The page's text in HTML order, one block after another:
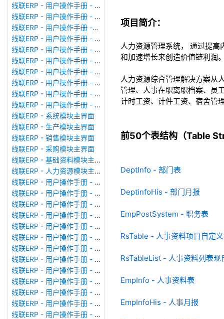
线联ERP - 用户操作手册 - 号码规则
线联ERP - 用户操作手册 - 功能菜单
线联ERP - 用户操作手册 -分配临时角色
线联ERP - 用户操作手册 - 组织架构
线联ERP - 用户操作手册 - 用户管理
线联ERP - 用户操作手册 - 角色/岗位管理
线联ERP - 用户操作手册 - 暂估入库明细表
线联ERP - 用户操作手册 - 物料收发明细表
线联ERP - 用户操作手册 - 即时库存余额表
线联ERP - 用户操作手册 - 库存账龄分析表
线联ERP - 系统模块主界面
线联ERP - 生产模块主界面
线联ERP - 销售模块主界面
线联ERP - 采购模块主界面
线联ERP - 基础资料模块主界面
线联ERP - 人力资源模块主界面
线联ERP - 用户操作手册 - 个人考勤报表（横向）
线联ERP - 用户操作手册 - 部门考勤报表
线联ERP - 用户操作手册 - 个人考勤报表
线联ERP - 用户操作手册 - 考勤计算
线联ERP - 用户操作手册 - 节假日管理
线联ERP - 用户操作手册 - 请假管理
线联ERP - 用户操作手册 - 补卡管理
线联ERP - 用户操作手册 - 考勤设备管理
线联ERP - 用户操作手册 - 考勤参数配置
线联ERP - 用户操作手册 - 考勤设备绑定
线联ERP - 用户操作手册 - 员工档案
线联ERP - 用户操作手册 - 班次管理
线联ERP - 用户操作手册 - 排班管理
项目简介：
人力资源管理系统， 通过提
和加速增长来创造价值链利润。
人力资源综合管理解决方案从
管理、人事在职离职档案、员
计时工资、计件工资、宿舍管
前50个表结构（Table
DeptInfo - 部门表
DeptinfoHis - 部门月报
EmpPostSystem - 职务表
RsTable - 人事资料项目自定
RsTableList - 人事资料列表现
EmpInfo - 人事资料表
EmpInfoHis - 人事月报